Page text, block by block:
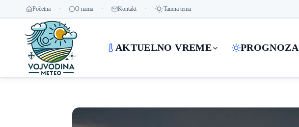
Početna O nama Kontakt Tamna tema
AKTUELNO VREME PROGNOZA